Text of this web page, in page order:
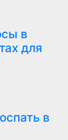
в
для
в